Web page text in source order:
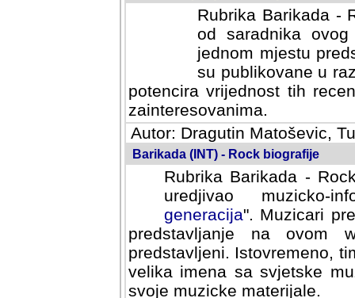
Rubrika Barikada -
od saradnika
jednom mjestu
su publikovane u
potencira vrijednost tih
zainteresovanima.
Autor: Dragutin Matoševic,
Barikada (INT) - Rock biografije
Rubrika Barikada -
uredjivao muzicko-
Muzicari predstavljeni u
na ovom web portalu
Istovremeno, tim nacinom
sa svjetske muzicke scene
materijale.